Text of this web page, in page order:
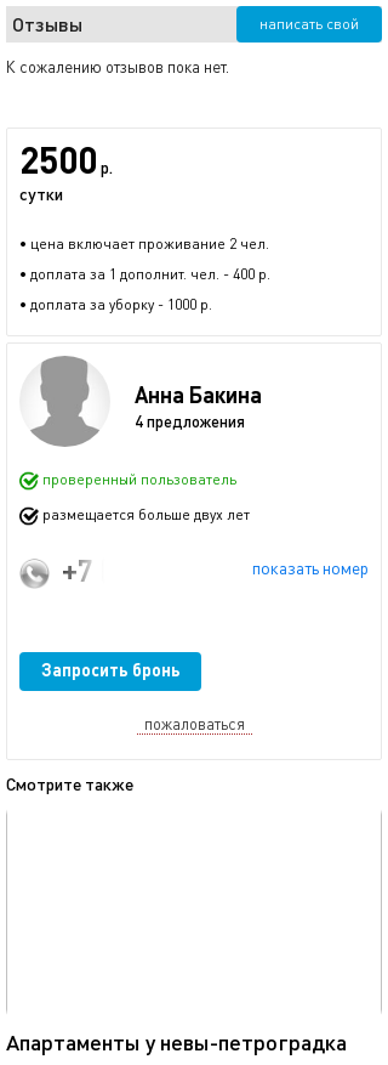
Отзывы написать свой
К сожалению отзывов пока нет.
2500 р.
сутки
• цена включает проживание 2 чел.
• доплата за 1 дополнит. чел. - 400 р.
• доплата за уборку - 1000 р.
Анна Бакина
4 предложения
проверенный пользователь
размещается больше двух лет
показать номер
+7 (921) 377-77-78
Запросить бронь
пожаловаться
Смотрите также
Апартаменты у невы-петроградка